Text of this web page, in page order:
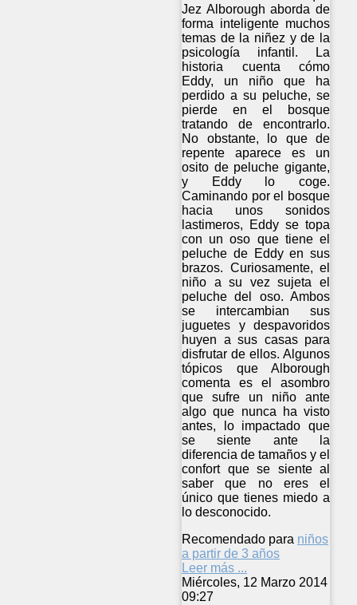
Jez Alborough aborda de
forma inteligente muchos
temas de la niñez y de la
psicología infantil. La
historia cuenta cómo
Eddy, un niño que ha
perdido a su peluche, se
pierde en el bosque
tratando de encontrarlo.
No obstante, lo que de
repente aparece es un
osito de peluche gigante,
y Eddy lo coge.
Caminando por el bosque
hacia unos sonidos
lastimeros, Eddy se topa
con un oso que tiene el
peluche de Eddy en sus
brazos. Curiosamente, el
niño a su vez sujeta el
peluche del oso. Ambos
se intercambian sus
juguetes y despavoridos
huyen a sus casas para
disfrutar de ellos. Algunos
tópicos que Alborough
comenta es el asombro
que sufre un niño ante
algo que nunca ha visto
antes, lo impactado que
se siente ante la
diferencia de tamaños y el
confort que se siente al
saber que no eres el
único que tienes miedo a
lo desconocido.
Recomendado para niños
a partir de 3 años
Leer más ...
Miércoles, 12 Marzo 2014
09:27